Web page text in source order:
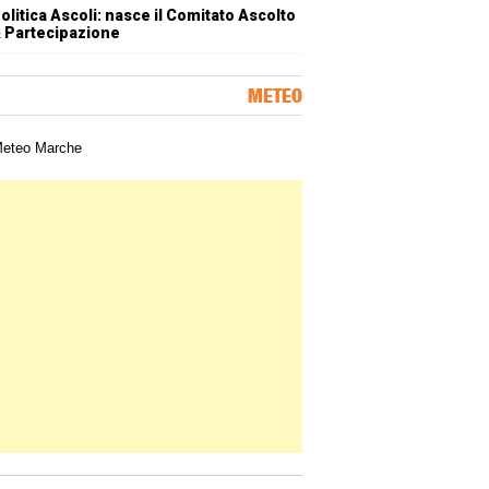
Ascoli: nasce il Comitato Ascolto
Partecipazione
METEO
meteorologica delle Marche